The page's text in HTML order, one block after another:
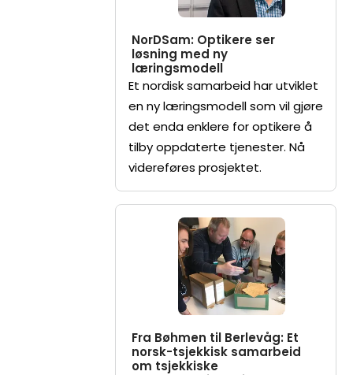
NorDSam: Optikere ser
løsning med ny
læringsmodell
Et nordisk samarbeid har utviklet
en ny læringsmodell som vil gjøre
det enda enklere for optikere å
tilby oppdaterte tjenester. Nå
videreføres prosjektet.
Fra Bøhmen til Berlevåg: Et
norsk-tsjekkisk samarbeid
om tsjekkiske